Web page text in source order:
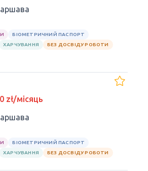
БІОМЕТРИЧНИЙ ПАСПОРТ
ХАРЧУВАННЯ
БЕЗ ДОСВІДУ РОБОТИ
zł/місяць
БІОМЕТРИЧНИЙ ПАСПОРТ
ХАРЧУВАННЯ БЕЗ ДОСВІДУ РОБОТИ